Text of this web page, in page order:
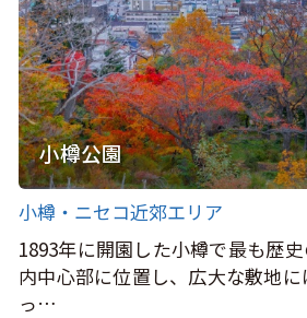
小樽公園
小樽・ニセコ近郊エリア
1893年に開園した小樽で最も歴
内中心部に位置し、広大な敷地
っ…